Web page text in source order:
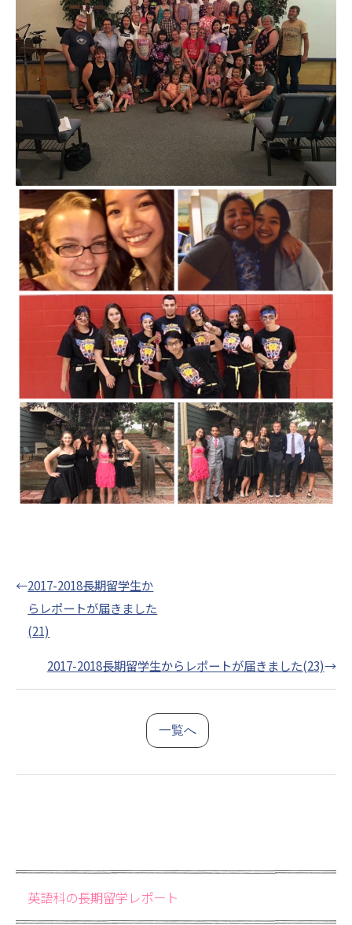
←2017-2018長期留学生か
らレポートが届きました
(21)
2017-2018長期留学生からレポートが届きました(23)→
一覧へ
英語科の長期留学レポート